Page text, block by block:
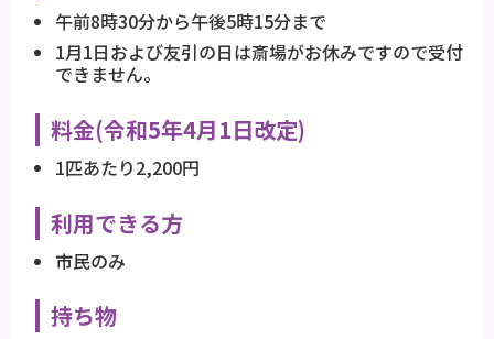
午前8時30分から午後5時15分まで
1月1日および友引の日は斎場がお休みですので受付
できません。
料金(令和5年4月1日改定)
1匹あたり2,200円
利用できる方
市民のみ
持ち物